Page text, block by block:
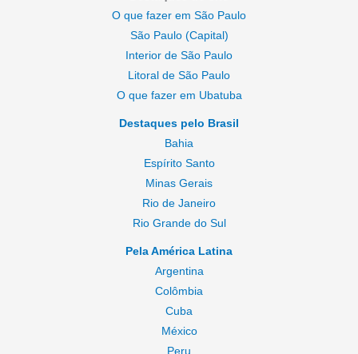
O que fazer em São Paulo
São Paulo (Capital)
Interior de São Paulo
Litoral de São Paulo
O que fazer em Ubatuba
Destaques pelo Brasil
Bahia
Espírito Santo
Minas Gerais
Rio de Janeiro
Rio Grande do Sul
Pela América Latina
Argentina
Colômbia
Cuba
México
Peru